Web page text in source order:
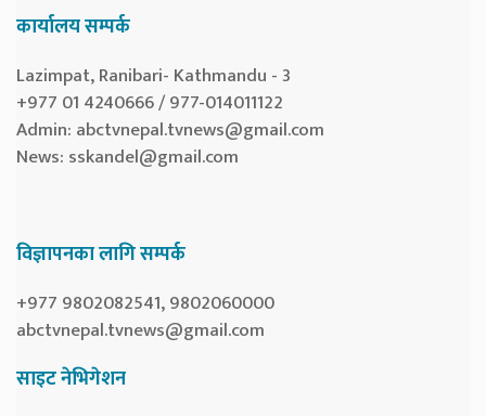
कार्यालय सम्पर्क
Lazimpat, Ranibari- Kathmandu - 3
+977 01 4240666 / 977-014011122
Admin: abctvnepal.tvnews@gmail.com
News: sskandel@gmail.com
विज्ञापनका लागि सम्पर्क
+977 9802082541, 9802060000
abctvnepal.tvnews@gmail.com
साइट नेभिगेशन